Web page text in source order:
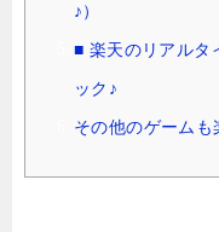
♪）
■ 楽天のリアルタ
ック♪
その他のゲームも